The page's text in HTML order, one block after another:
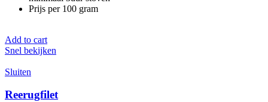
Prijs per 100 gram
Add to cart
Snel bekijken
Sluiten
Reerugfilet